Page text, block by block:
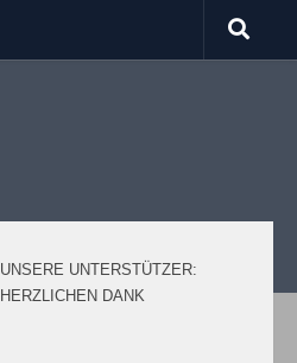
UNSERE UNTERSTÜTZER:
HERZLICHEN DANK